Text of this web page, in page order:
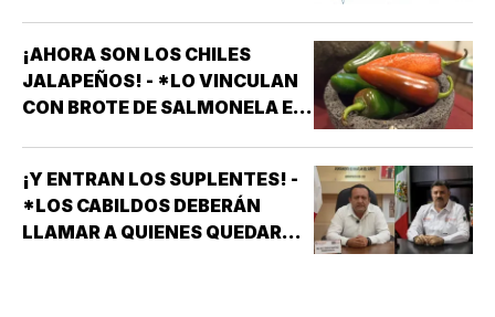
¡AHORA SON LOS CHILES
JALAPEÑOS! - *LO VINCULAN
CON BROTE DE SALMONELA EN
¡Y ENTRAN LOS SUPLENTES! -
*LOS CABILDOS DEBERÁN
LLAMAR A QUIENES QUEDARON